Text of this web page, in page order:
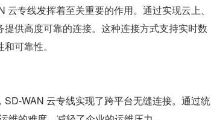
专线发挥着至关重要的作用。通过实现云上、
供高度可靠的连接。这种连接方式支持实时数
可靠性。
WAN 云专线实现了跨平台无缝连接。通过统